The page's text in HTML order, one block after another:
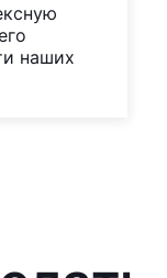
наших